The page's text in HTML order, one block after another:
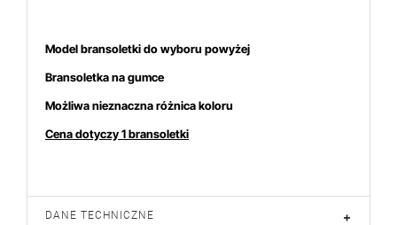
Model bransoletki do wyboru powyżej
Bransoletka na gumce
Możliwa nieznaczna różnica koloru
Cena dotyczy 1 bransoletki
DANE TECHNICZNE +